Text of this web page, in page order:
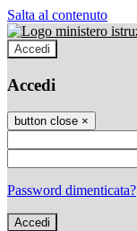
Salta al contenuto
Accedi
Accedi
button close ×
Password dimenticata?